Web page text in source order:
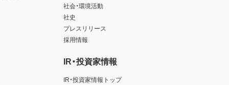
社会・環境活動
社史
プレスリリース
採用情報
IR・投資家情報
IR・投資家情報トップ